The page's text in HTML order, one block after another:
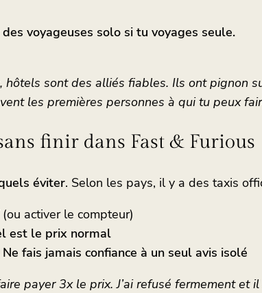
voyageuses solo si tu voyages seule.
hôtels sont des alliés fiables. Ils ont pignon
les premières personnes à qui tu peux
finir dans Fast & Furious
éviter. Selon les pays, il y a des taxis
(ou activer le compteur)
est le prix normal
fais jamais confiance à un seul avis isolé
payer 3x le prix. J’ai refusé fermement et